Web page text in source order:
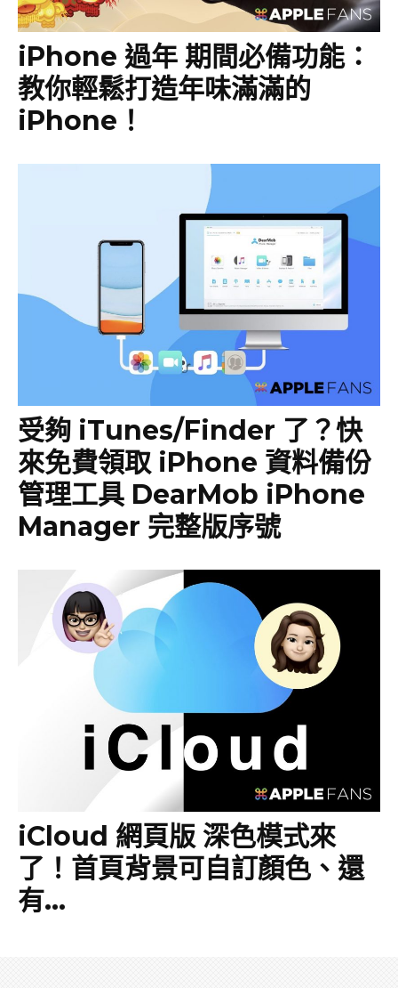
iPhone 過年 期間必備功能：
教你輕鬆打造年味滿滿的
iPhone！
受夠 iTunes/Finder 了？快
來免費領取 iPhone 資料備份
管理工具 DearMob iPhone
Manager 完整版序號
iCloud 網頁版 深色模式來
了！首頁背景可自訂顏色、還
有…